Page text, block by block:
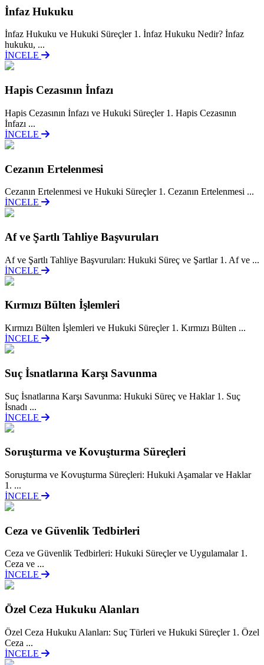
İnfaz Hukuku
İnfaz Hukuku ve Hukuki Süreçler 1. İnfaz Hukuku Nedir? İnfaz
hukuku, ...
İNCELE
Hapis Cezasının İnfazı
Hapis Cezasının İnfazı ve Hukuki Süreçler 1. Hapis Cezasının
İnfazı ...
İNCELE
Cezanın Ertelenmesi
Cezanın Ertelenmesi ve Hukuki Süreçler 1. Cezanın Ertelenmesi ...
İNCELE
Af ve Şartlı Tahliye Başvuruları
Af ve Şartlı Tahliye Başvuruları: Hukuki Süreç ve Şartlar 1. Af ve ...
İNCELE
Kırmızı Bülten İşlemleri
Kırmızı Bülten İşlemleri ve Hukuki Süreçler 1. Kırmızı Bülten ...
İNCELE
Suç İsnatlarına Karşı Savunma
Suç İsnatlarına Karşı Savunma: Hukuki Süreç ve Haklar 1. Suç
İsnadı ...
İNCELE
Soruşturma ve Kovuşturma Süreçleri
Soruşturma ve Kovuşturma Süreçleri: Hukuki Aşamalar ve Haklar
1. ...
İNCELE
Ceza ve Güvenlik Tedbirleri
Ceza ve Güvenlik Tedbirleri: Hukuki Süreçler ve Uygulamalar 1.
Ceza ve ...
İNCELE
Özel Ceza Hukuku Alanları
Özel Ceza Hukuku Alanları: Suç Türleri ve Hukuki Süreçler 1. Özel
Ceza ...
İNCELE